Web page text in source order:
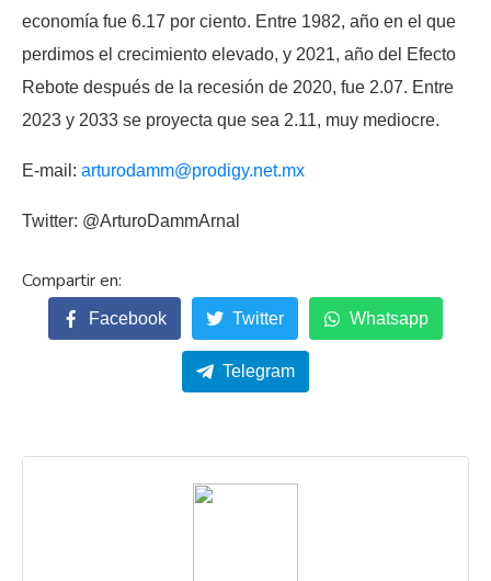
economía fue 6.17 por ciento. Entre 1982, año en el que
perdimos el crecimiento elevado, y 2021, año del Efecto
Rebote después de la recesión de 2020, fue 2.07. Entre
2023 y 2033 se proyecta que sea 2.11, muy mediocre.
E-mail: arturodamm@prodigy.net.mx
Twitter: @ArturoDammArnal
Facebook Twitter Whatsapp
Telegram